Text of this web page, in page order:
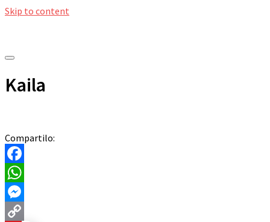
Skip to content
Kaila
Compartilo:
Facebook
WhatsApp
Messenger